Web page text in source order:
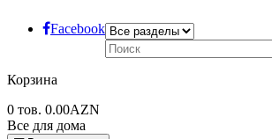
Facebook
Корзина
0 тов. 0.00AZN
Все для дома